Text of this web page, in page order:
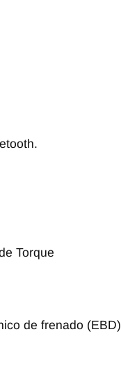
Torque
de frenado (EBD)